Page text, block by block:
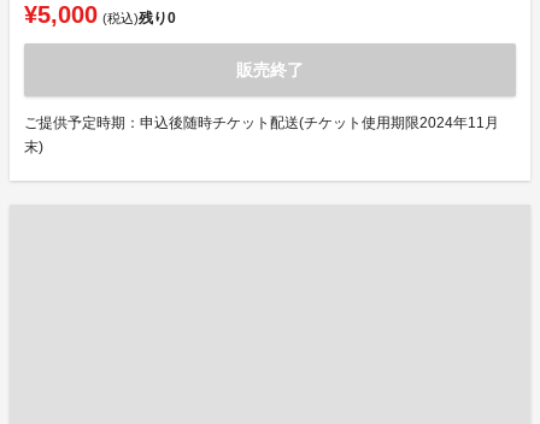
¥5,000 (税込)残り0
販売終了
ご提供予定時期：申込後随時チケット配送(チケット使用期限2024年11月
末)